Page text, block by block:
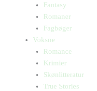
Fantasy
Romaner
Fagbøger
Voksne
Romance
Krimier
Skønlitteratur
True Stories